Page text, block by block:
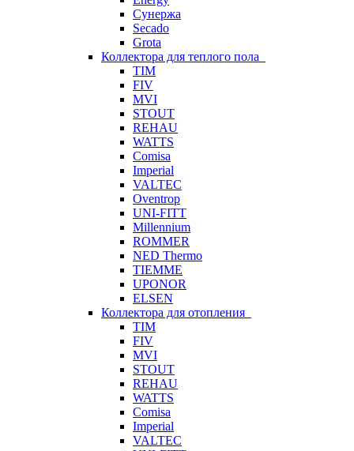
Сунержа
Secado
Grota
Коллектора для теплого пола
TIM
FIV
MVI
STOUT
REHAU
WATTS
Comisa
Imperial
VALTEC
Oventrop
UNI-FITT
Millennium
ROMMER
NED Thermo
TIEMME
UPONOR
ELSEN
Коллектора для отопления
TIM
FIV
MVI
STOUT
REHAU
WATTS
Comisa
Imperial
VALTEC